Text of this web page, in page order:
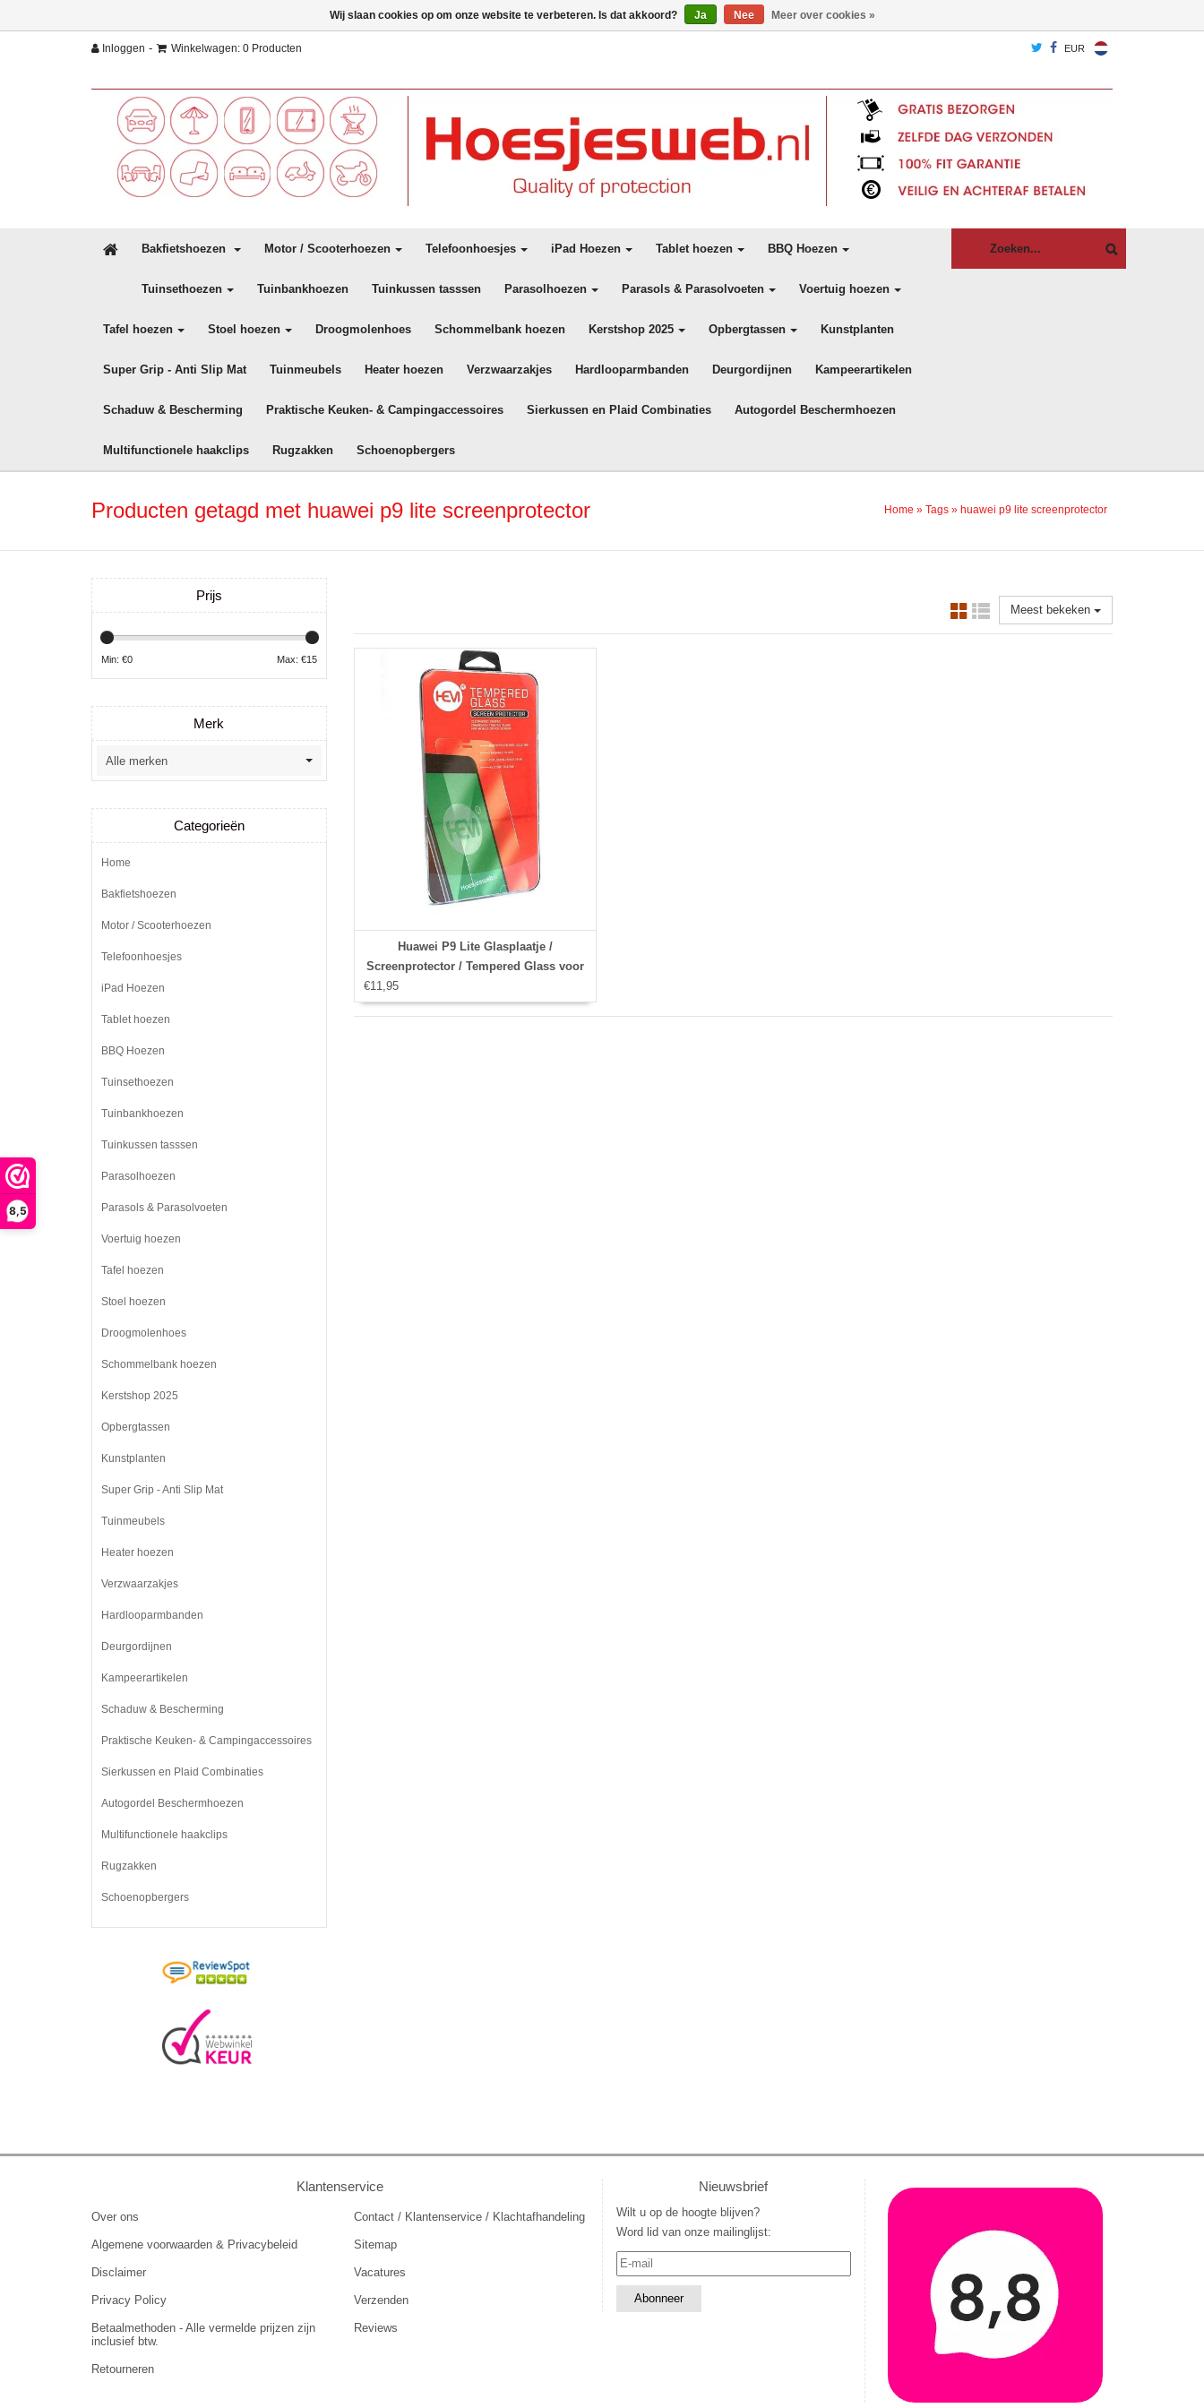
8,5
Inloggen - Winkelwagen: 0 Producten EUR
Bakfietshoezen Motor / Scooterhoezen Telefoonhoesjes iPad Hoezen Tablet hoezen BBQ Hoezen
Tuinsethoezen Tuinbankhoezen Tuinkussen tasssen Parasolhoezen Parasols & Parasolvoeten Voertuig hoezen
Tafel hoezen Stoel hoezen Droogmolenhoes Schommelbank hoezen Kerstshop 2025 Opbergtassen Kunstplanten
Super Grip - Anti Slip Mat Tuinmeubels Heater hoezen Verzwaarzakjes Hardlooparmbanden Deurgordijnen Kampeerartikelen
Schaduw & Bescherming Praktische Keuken- & Campingaccessoires Sierkussen en Plaid Combinaties Autogordel Beschermhoezen
Multifunctionele haakclips Rugzakken Schoenopbergers
Producten getagd met huawei p9 lite screenprotector Home » Tags » huawei p9 lite screenprotector
Meest bekeken
Huawei P9 Lite Glasplaatje /
Screenprotector / Tempered Glass voor
€11,95
Prijs
Min: €0 Max: €15
Merk
Categorieën
Home
Bakfietshoezen
Motor / Scooterhoezen
Telefoonhoesjes
iPad Hoezen
Tablet hoezen
BBQ Hoezen
Tuinsethoezen
Tuinbankhoezen
Tuinkussen tasssen
Parasolhoezen
Parasols & Parasolvoeten
Voertuig hoezen
Tafel hoezen
Stoel hoezen
Droogmolenhoes
Schommelbank hoezen
Kerstshop 2025
Opbergtassen
Kunstplanten
Super Grip - Anti Slip Mat
Tuinmeubels
Heater hoezen
Verzwaarzakjes
Hardlooparmbanden
Deurgordijnen
Kampeerartikelen
Schaduw & Bescherming
Praktische Keuken- & Campingaccessoires
Sierkussen en Plaid Combinaties
Autogordel Beschermhoezen
Multifunctionele haakclips
Rugzakken
Schoenopbergers
Klantenservice
Over ons
Algemene voorwaarden & Privacybeleid
Disclaimer
Privacy Policy
Betaalmethoden - Alle vermelde prijzen zijn
inclusief btw.
Retourneren
Contact / Klantenservice / Klachtafhandeling
Sitemap
Vacatures
Verzenden
Reviews
Nieuwsbrief
Wilt u op de hoogte blijven?
Word lid van onze mailinglijst:
Wij slaan cookies op om onze website te verbeteren. Is dat akkoord? Ja Nee Meer over cookies »